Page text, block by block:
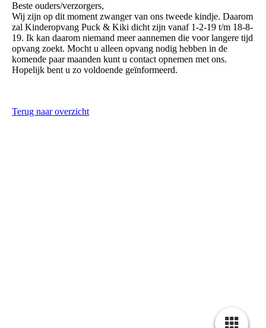
Beste ouders/verzorgers,
Wij zijn op dit moment zwanger van ons tweede kindje. Daarom
zal Kinderopvang Puck & Kiki dicht zijn vanaf 1-2-19 t/m 18-8-
19. Ik kan daarom niemand meer aannemen die voor langere tijd
opvang zoekt. Mocht u alleen opvang nodig hebben in de
komende paar maanden kunt u contact opnemen met ons.
Hopelijk bent u zo voldoende geïnformeerd.
Terug naar overzicht